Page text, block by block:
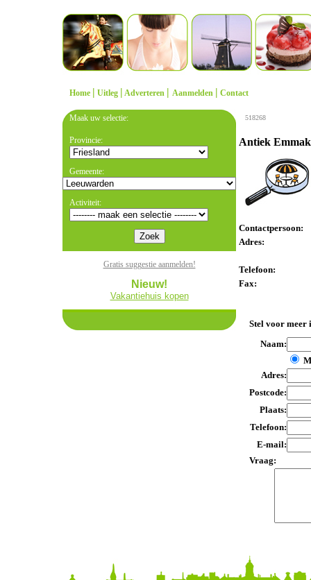
Home | Uitleg | Adverteren | Aanmelden | Contact
Maak uw selectie:
Provincie:
Gemeente:
Activiteit:
Gratis suggestie aanmelden!
Nieuw!
Vakantiehuis kopen
518268
Antiek
Contactpersoon:
Adres:
Telefoon:
Fax:
Stel voor meer
Naam:
Adres:
Postcode:
Plaats:
Telefoon:
E-mail:
Vraag: